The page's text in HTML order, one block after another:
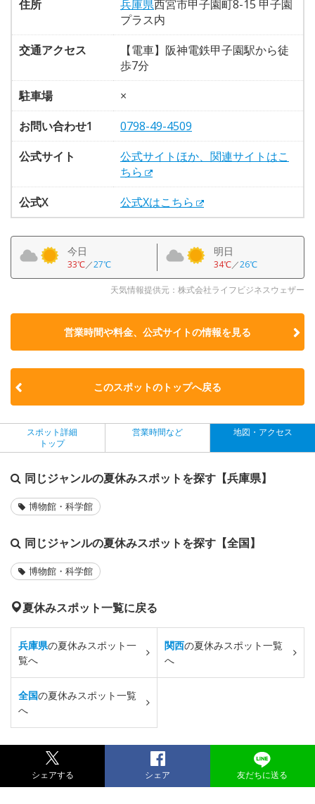
住所 兵庫県西宮市甲子園町8-15 甲子園
プラス内
交通アクセス
【電車】阪神電鉄甲子園駅から徒
歩7分
駐車場
×
お問い合わせ1
0798-49-4509
公式サイト
公式サイトほか、関連サイトはこ
ちら
公式X
公式Xはこちら
今日
33℃／27℃
明日
34℃／26℃
天気情報提供元：株式会社ライフビジネスウェザー
営業時間や料金、公式サイトの情報を見る
このスポットのトップへ戻る
スポット詳細
トップ
営業時間など 地図・アクセス
同じジャンルの夏休みスポットを探す【兵庫県】
博物館・科学館
同じジャンルの夏休みスポットを探す【全国】
博物館・科学館
夏休みスポット一覧に戻る
兵庫県の夏休みスポット一
覧へ
関西の夏休みスポット一覧
へ
全国の夏休みスポット一覧
へ
シェアする シェア 友だちに送る